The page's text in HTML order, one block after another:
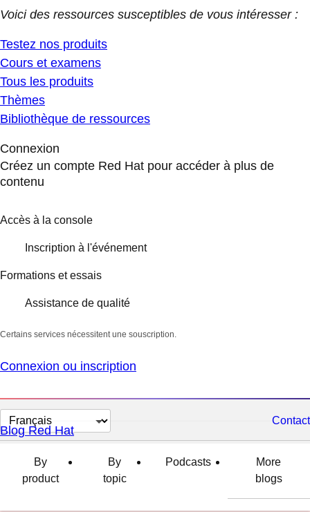
Voici des ressources susceptibles de vous intéresser :
Testez nos produits
Cours et examens
Tous les produits
Thèmes
Bibliothèque de ressources
Connexion
Créez un compte Red Hat pour accéder à plus de
contenu
Accès à la console
Inscription à l'événement
Formations et essais
Assistance de qualité
Certains services nécessitent une souscription.
Connexion ou inscription
Changer
la
langue
Contact
Blog Red Hat
By
product
By
topic
Podcasts
More
blogs